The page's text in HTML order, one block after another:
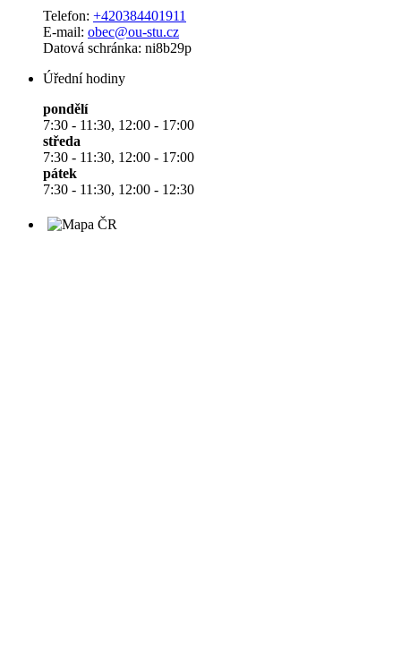
Telefon: +420384401911
E-mail: obec@ou-stu.cz
Datová schránka: ni8b29p
Úřední hodiny
pondělí
7:30 - 11:30, 12:00 - 17:00
středa
7:30 - 11:30, 12:00 - 17:00
pátek
7:30 - 11:30, 12:00 - 12:30